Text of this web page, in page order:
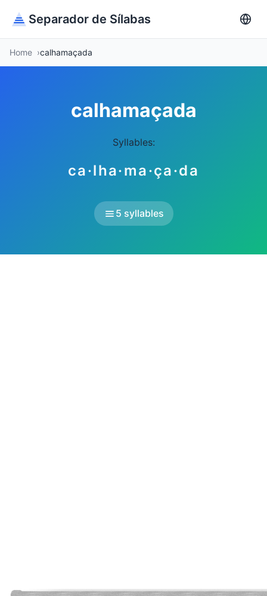
Separador de Sílabas
Home calhamaçada
calhamaçada
Syllables:
ca·lha·ma·ça·da
5 syllables